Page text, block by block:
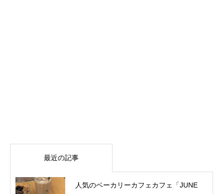
最近の記事
人気のベーカリーカフェカフェ「JUNE